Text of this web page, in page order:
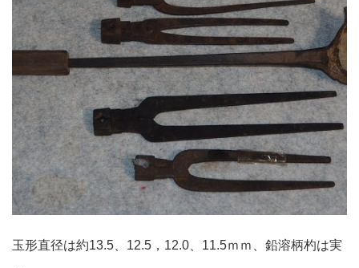
玉形直径は約13.5、12.5，12.0、11.5ｍｍ、鉛溶柄杓は実